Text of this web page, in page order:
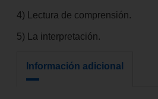
4) Lectura de comprensión.
5) La interpretación.
Información adicional